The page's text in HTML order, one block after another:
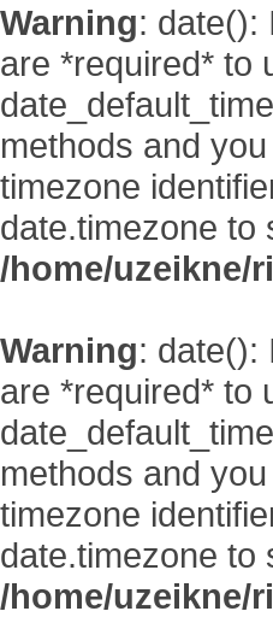
Warning: date():
are *required* to
methods and
timezone
date.timezone to
/home/uzeikne/
Warning: date():
are *required* to
methods and
timezone
date.timezone to
/home/uzeikne/